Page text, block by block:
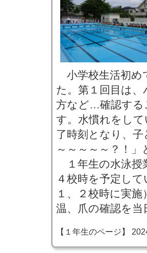
小学校生活初め
た。第１回目は
方など…確認する
す。水慣れをし
了時刻となり、
～～～～～？！
１年生の水泳授
４校時を予定し
１、２校時に実
温、爪の確認を
【１年生のページ】